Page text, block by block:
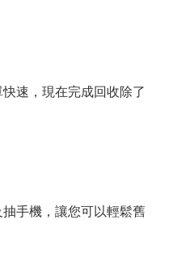
速，現在完成回收除了
手機，讓您可以輕鬆舊